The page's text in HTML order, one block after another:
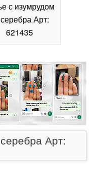
с изумрудом
Арт:
621435
Арт: